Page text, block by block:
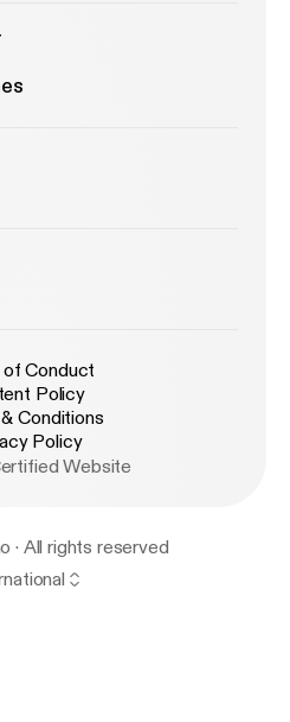
Conduct
Policy
Conditions
Policy
Website
· All rights reserved